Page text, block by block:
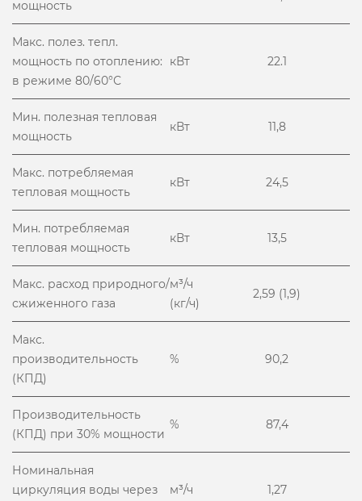
мощность
Макс. полез. тепл.
мощность по отоплению:
в режиме 80/60°С
кВт 22.1
Мин. полезная тепловая
мощность
кВт 11,8
Макс. потребляемая
тепловая мощность
кВт 24,5
Мин. потребляемая
тепловая мощность
кВт 13,5
Макс. расход природного/
сжиженного газа
м³/ч
(кг/ч)
2,59 (1,9)
Макс.
производительность
(КПД)
% 90,2
Производительность
(КПД) при 30% мощности
% 87,4
Номинальная
циркуляция воды через
м³/ч 1,27